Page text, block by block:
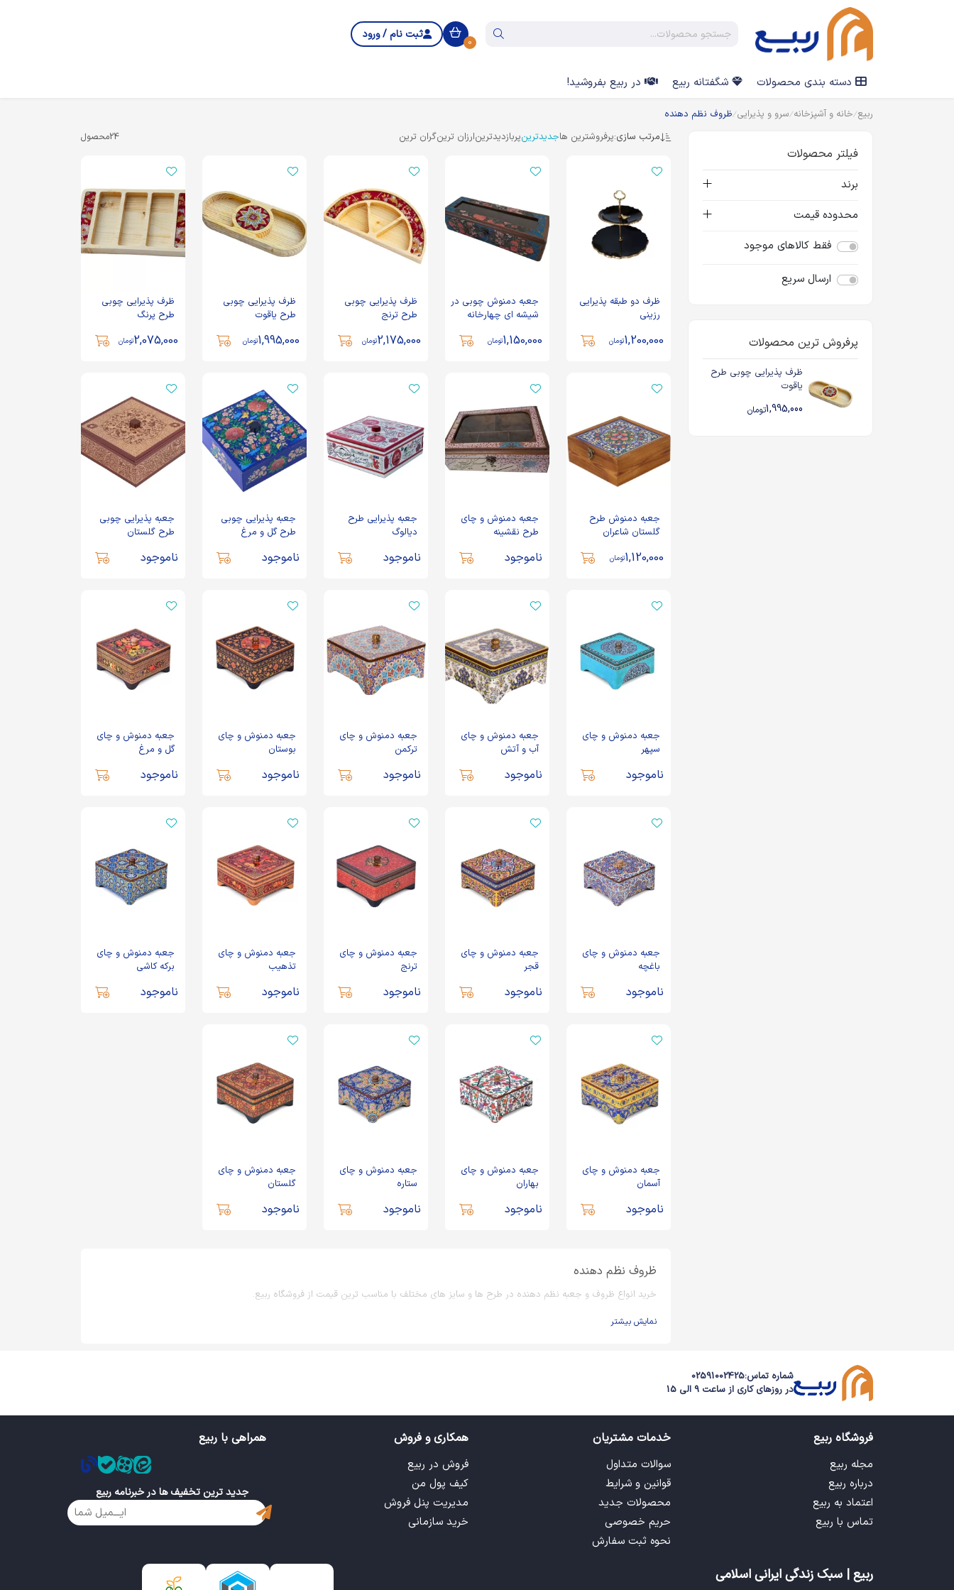
0
ثبت نام / ورود
دسته بندی محصولات شگفتانه ربیع در ربیع بفروشید!
ربیع خانه و آشپزخانه سرو و پذیرایی ظروف نظم دهنده
فیلتر محصولات
برند
محدوده قیمت
فقط کالاهای موجود
ارسال سریع
پرفروش ترین محصولات
ظرف پذیرایی چوبی طرح
یاقوت
1,995,000تومان
مرتب سازی:پرفروشترین هاجدیدترینپربازدیدترینارزان ترینگران ترین 24محصول
ظرف دو طبقه پذیرایی
رزینی
1,200,000تومان
جعبه دمنوش چوبی در
شیشه ای چهارخانه
1,150,000تومان
ظرف پذیرایی چوبی
طرح ترنج
2,175,000تومان
ظرف پذیرایی چوبی
طرح یاقوت
1,995,000تومان
ظرف پذیرایی چوبی
طرح پرنگ
2,075,000تومان
جعبه دمنوش طرح
گلستان شاعران
1,120,000تومان
جعبه دمنوش و چای
طرح نقشینه
ناموجود
جعبه پذیرایی طرح
دیالوگ
ناموجود
جعبه پذیرایی چوبی
طرح گل و مرغ
ناموجود
جعبه پذیرایی چوبی
طرح گلستان
ناموجود
جعبه دمنوش و چای
سپهر
ناموجود
جعبه دمنوش و چای
آب و آتش
ناموجود
جعبه دمنوش و چای
ترکمن
ناموجود
جعبه دمنوش و چای
بوستان
ناموجود
جعبه دمنوش و چای
گل و مرغ
ناموجود
جعبه دمنوش و چای
باغچه
ناموجود
جعبه دمنوش و چای
قجر
ناموجود
جعبه دمنوش و چای
ترنج
ناموجود
جعبه دمنوش و چای
تذهیب
ناموجود
جعبه دمنوش و چای
برکه کاشی
ناموجود
جعبه دمنوش و چای
آسمان
ناموجود
جعبه دمنوش و چای
بهاران
ناموجود
جعبه دمنوش و چای
ستاره
ناموجود
جعبه دمنوش و چای
گلستان
ناموجود
ظروف نظم دهنده
خرید انواع ظروف و جعبه نظم دهنده در طرح ها و سایز های مختلف با مناسب ترین قیمت از فروشگاه ربیع.
نمایش بیشتر
شماره تماس:02591002425
در روزهای کاری از ساعت 9 الی 15
فروشگاه ربیع
مجله ربیع
درباره ربیع
اعتماد به ربیع
تماس با ربیع
خدمات مشتریان
سوالات متداول
قوانین و شرایط
محصولات جدید
حریم خصوصی
نحوه ثبت سفارش
همکاری و فروش
فروش در ربیع
کیف پول من
مدیریت پنل فروش
خرید سازمانی
همراهی با ربیع
جدید ترین تخفیف ها در خبرنامه ربیع
ربیع | سبک زندگی ایرانی اسلامی